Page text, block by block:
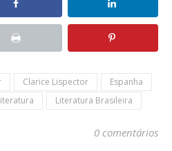
Clarice Lispector
Espanha
Literatura Brasileira
0 comentários